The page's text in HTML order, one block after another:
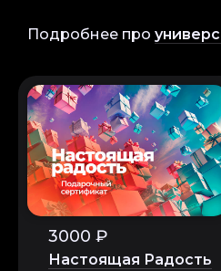
Подробнее про
3000 ₽
Настоящая Радость